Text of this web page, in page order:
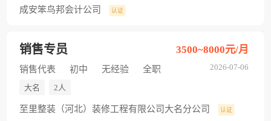
成安笨鸟邦会计公司 认证
销售专员
2026-07-06
3500~8000元/月
销售代表 初中 无经验 全职
大名 2人
至里整装（河北）装修工程有限公司大名分公司 认证